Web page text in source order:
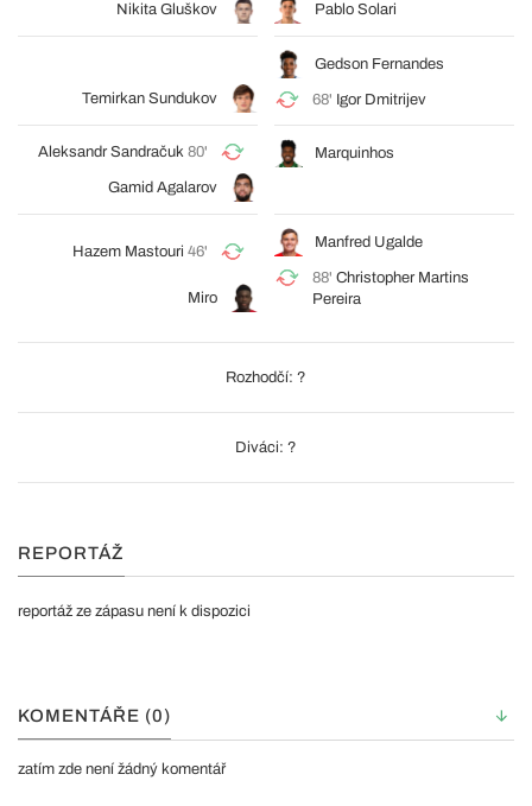
Nikita Gluškov Pablo Solari
Temirkan Sundukov
Gedson Fernandes
68' Igor Dmitrijev
Aleksandr Sandračuk 80'
Gamid Agalarov
Marquinhos
Hazem Mastouri 46'
Miro
Manfred Ugalde
88' Christopher Martins
Pereira
Rozhodčí: ?
Diváci: ?
REPORTÁŽ
reportáž ze zápasu není k dispozici
KOMENTÁŘE (0)
zatím zde není žádný komentář